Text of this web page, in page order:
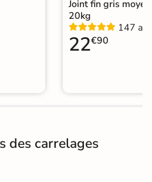
Joint fin gris
20kg
147
22€90
des carrelages